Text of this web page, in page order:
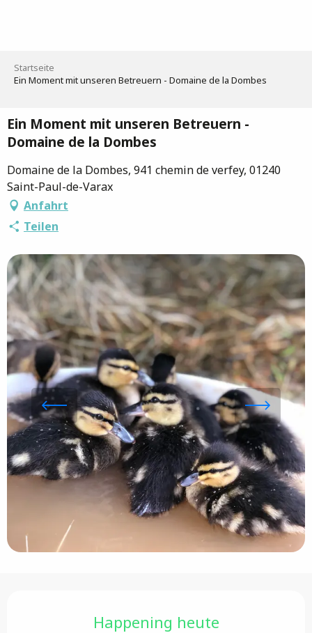
Startseite
Ein Moment mit unseren Betreuern - Domaine de la Dombes
Ein Moment mit unseren Betreuern -
Domaine de la Dombes
Domaine de la Dombes, 941 chemin de verfey, 01240
Saint-Paul-de-Varax
Anfahrt
Teilen
Happening heute